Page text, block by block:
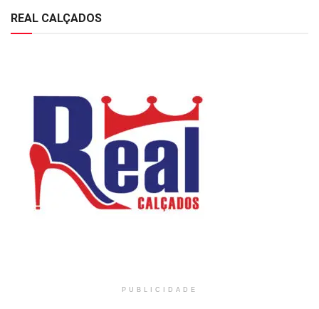
REAL CALÇADOS
PUBLICIDADE